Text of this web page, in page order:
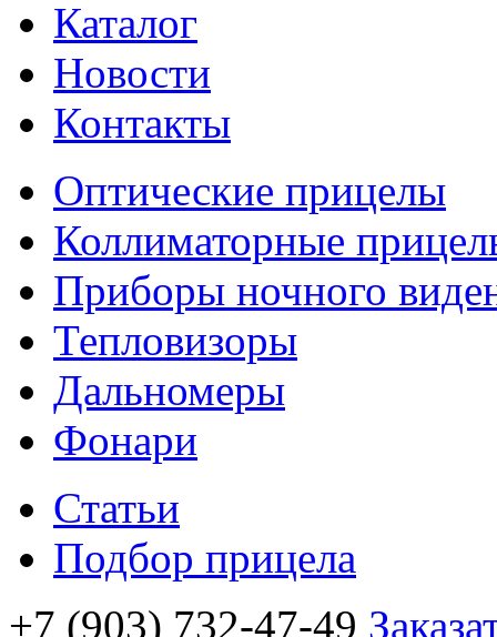
Каталог
Новости
Контакты
Оптические прицелы
Коллиматорные
Приборы ночного
Тепловизоры
Дальномеры
Фонари
Статьи
Подбор прицела
+7 (903) 732-47-49